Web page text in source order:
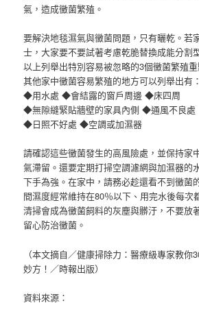
氣，造成黴菌繁殖。
要解決地毯濕氣與黴菌問題，只有曬乾。若
士，大家要不要試著考慮乾脆替換成能分割
以上列舉出特別容易被忽略的3個黴菌繁殖重
其他家中黴菌容易繁殖的地方可以列舉出有：
◆用水處 ◆會結露的窗戶周邊 ◆床四周
◆無隙縫緊貼牆壁的家具內側 ◆通風不良處
◆日照不好處 ◆空調或加濕器
請確認這些黴菌發生的高風險處，並保持家
氣滯留。還要定期打掃空調濾網與加濕器的
下手為強。在家中，請務必趁還看不到黴菌
間濕度經常維持在80％以下、用完水後每次
清掃會成為黴菌飼料的灰塵與髒汙，不要放
留心防治黴菌。
（本文摘自／健康掃除力：醫療級專家教你
妙方！／時報出版）
資料來源：